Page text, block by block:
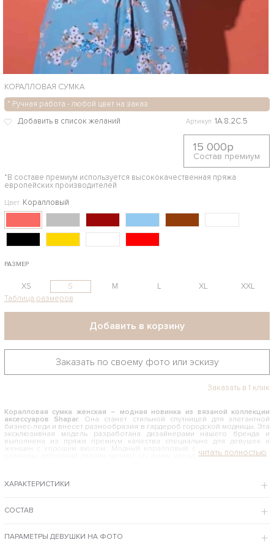
КОРАЛЛОВАЯ СУМКА
* Ручная работа - любой цвет на заказ
Артикул 1A.8.2С.5
15 000р
Состав премиум
*В составе премиум используется высококачественная пряжа
европейских производителей
Цвет Коралловый
РАЗМЕР
XS S M L XL
XXL
Таблица размеров
Добавить в корзину
Заказать по своему фото или эскизу
Заказать в 1 клик
Коралловая сумка женская – модная новинка из вязаной коллекции
аксессуаров Shapar. Она станет стильной спутницей для элегантной
бизнес-леди и внесет разнообразия в гардероб городской модницы. Эта
эксклюзивная модель разработана дизайнерами нашего бренда и
выполнена из пряжи премиум качества специально для девушек и
женщин с хорошим вкусом. Модный коралловый оттенок, компактные
размеры, авторский дизайн делают эту сумку идеальным вариантом для
изысканными платьями и демократичными джинсами. Сумочка может
составить модную компанию для любого наряда: повседневного или для
ХАРАКТЕРИСТИКИ
СОСТАВ
ПАРАМЕТРЫ ДЕВУШКИ НА ФОТО